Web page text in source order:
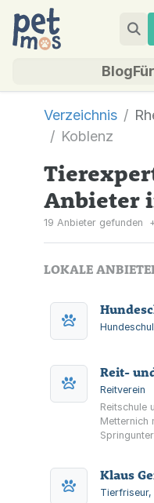
Blog
Verzeichnis
Koblenz
Anbieter
19 Anbieter gefunden
LOKALE
Reitverein
Reitschule
Metternich
Tierfriseur,